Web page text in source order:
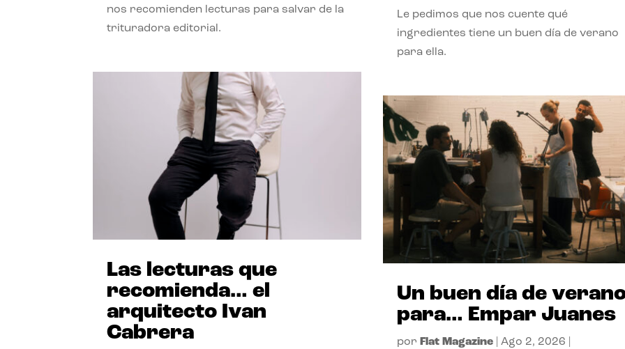
nos recomienden lecturas para salvar de la
trituradora editorial.
Las lecturas que
recomienda… el
arquitecto Ivan
Cabrera
Le pedimos que nos cuente qué
ingredientes tiene un buen día de verano
para ella.
Un buen día de
para… Empar Juanes
por Flat Magazine| Ago 2, 2026